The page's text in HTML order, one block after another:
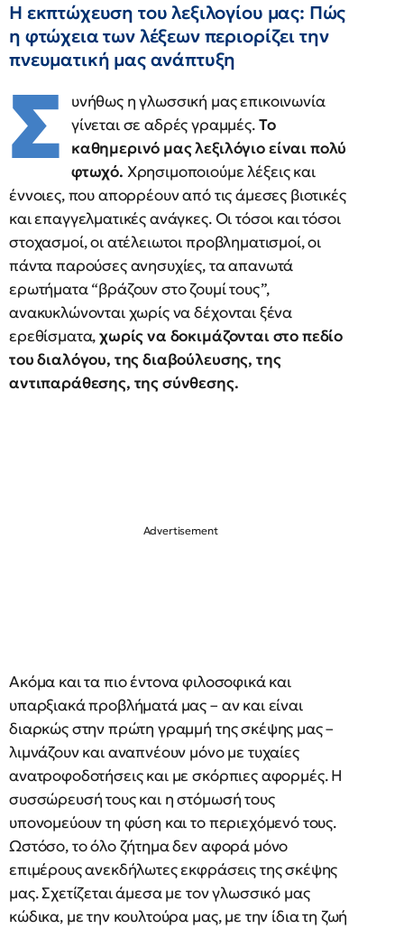
Η εκπτώχευση του λεξιλογίου μας: Πώς
η φτώχεια των λέξεων περιορίζει την
πνευματική μας ανάπτυξη
Σ
υνήθως η γλωσσική μας επικοινωνία
γίνεται σε αδρές γραμμές.Το
καθημερινό μας λεξιλόγιο είναι πολύ
φτωχό. Χρησιμοποιούμε λέξεις και
έννοιες, που απορρέουν από τις άμεσες βιοτικές
και επαγγελματικές ανάγκες. Οι τόσοι και τόσοι
στοχασμοί, οι ατέλειωτοι προβληματισμοί, οι
πάντα παρούσες ανησυχίες, τα απανωτά
ερωτήματα “βράζουν στο ζουμί τους”,
ανακυκλώνονται χωρίς να δέχονται ξένα
ερεθίσματα,χωρίς να δοκιμάζονται στο πεδίο
του διαλόγου, της διαβούλευσης, της
αντιπαράθεσης, της σύνθεσης.
Ακόμα και τα πιο έντονα φιλοσοφικά και
υπαρξιακά προβλήματά μας – αν και είναι
διαρκώς στην πρώτη γραμμή της σκέψης μας –
λιμνάζουν και αναπνέουν μόνο με τυχαίες
ανατροφοδοτήσεις και με σκόρπιες αφορμές. Η
συσσώρευσή τους και η στόμωσή τους
υπονομεύουν τη φύση και το περιεχόμενό τους.
Ωστόσο, το όλο ζήτημα δεν αφορά μόνο
επιμέρους ανεκδήλωτες εκφράσεις της σκέψης
μας. Σχετίζεται άμεσα με τον γλωσσικό μας
κώδικα, με την κουλτούρα μας, με την ίδια τη ζωή